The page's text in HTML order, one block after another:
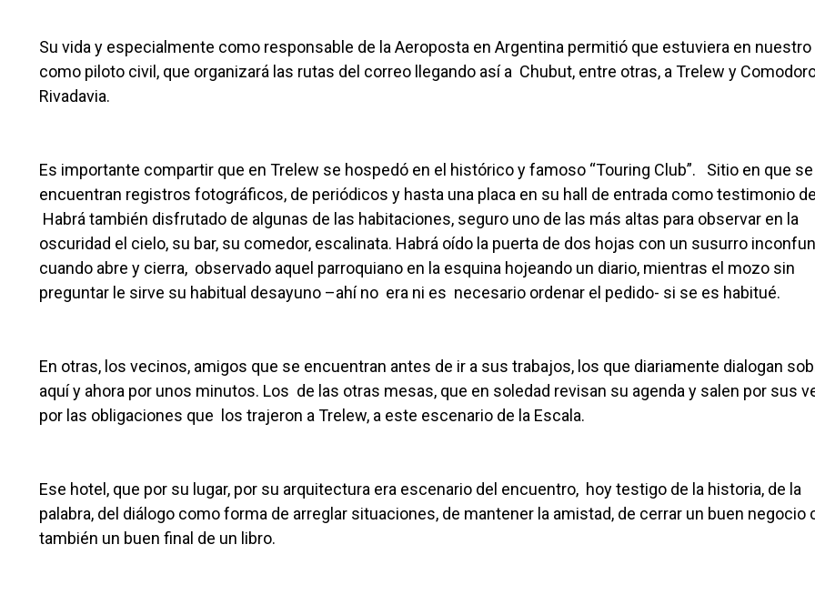
Su vida y especialmente como responsable de la Aeroposta en Argentina permitió que estuviera en nuestro
como piloto civil, que organizará las rutas del correo llegando así a Chubut, entre otras, a Trelew y
Rivadavia.
Es importante compartir que en Trelew se hospedó en el histórico y famoso “Touring Club”. Sitio en que se
encuentran registros fotográficos, de periódicos y hasta una placa en su hall de entrada como testimonio
Habrá también disfrutado de algunas de las habitaciones, seguro uno de las más altas para observar en la
oscuridad el cielo, su bar, su comedor, escalinata. Habrá oído la puerta de dos hojas con un susurro
cuando abre y cierra, observado aquel parroquiano en la esquina hojeando un diario, mientras el mozo sin
preguntar le sirve su habitual desayuno –ahí no era ni es necesario ordenar el pedido- si se es habitué.
En otras, los vecinos, amigos que se encuentran antes de ir a sus trabajos, los que diariamente dialogan
aquí y ahora por unos minutos. Los de las otras mesas, que en soledad revisan su agenda y salen por sus
por las obligaciones que los trajeron a Trelew, a este escenario de la Escala.
Ese hotel, que por su lugar, por su arquitectura era escenario del encuentro, hoy testigo de la historia, de la
palabra, del diálogo como forma de arreglar situaciones, de mantener la amistad, de cerrar un buen negocio
también un buen final de un libro.